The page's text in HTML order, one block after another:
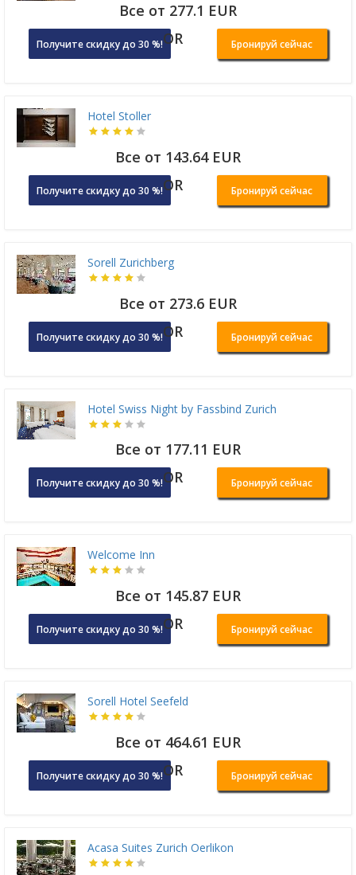
Все от 277.1 EUR
Получите скидку до 30 %!OR Бронируй сейчас
Hotel Stoller
Все от 143.64 EUR
Получите скидку до 30 %!OR Бронируй сейчас
Sorell Zurichberg
Все от 273.6 EUR
Получите скидку до 30 %!OR Бронируй сейчас
Hotel Swiss Night by Fassbind Zurich
Все от 177.11 EUR
Получите скидку до 30 %!OR Бронируй сейчас
Welcome Inn
Все от 145.87 EUR
Получите скидку до 30 %!OR Бронируй сейчас
Sorell Hotel Seefeld
Все от 464.61 EUR
Получите скидку до 30 %!OR Бронируй сейчас
Acasa Suites Zurich Oerlikon